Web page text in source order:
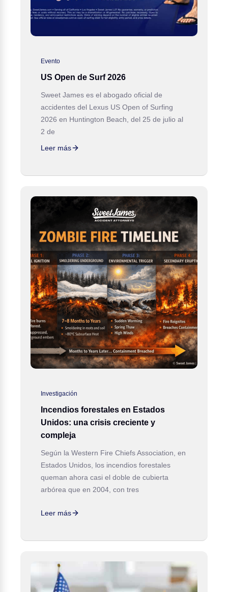
Evento
US Open de Surf 2026
Sweet James es el abogado oficial de
accidentes del Lexus US Open of Surfing
2026 en Huntington Beach, del 25 de julio al
2 de
Leer más
Investigación
Incendios forestales en Estados
Unidos: una crisis creciente y
compleja
Según la Western Fire Chiefs Association, en
Estados Unidos, los incendios forestales
queman ahora casi el doble de cubierta
arbórea que en 2004, con tres
Leer más